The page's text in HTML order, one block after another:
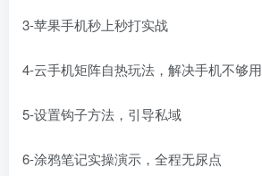
3-苹果手机秒上秒打实战
4-云手机矩阵自热玩法，解决手机不够用
5-设置钩子方法，引导私域
6-涂鸦笔记实操演示，全程无尿点